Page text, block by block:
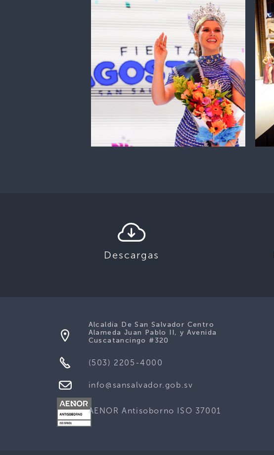
Descargas
Alcaldía De San Salvador Centro
Alameda Juan Pablo II, y Avenida
Cuscatancingo #320
(503) 2205-4000
info@sansalvador.gob.sv
AENOR Antisoborno ISO 37001